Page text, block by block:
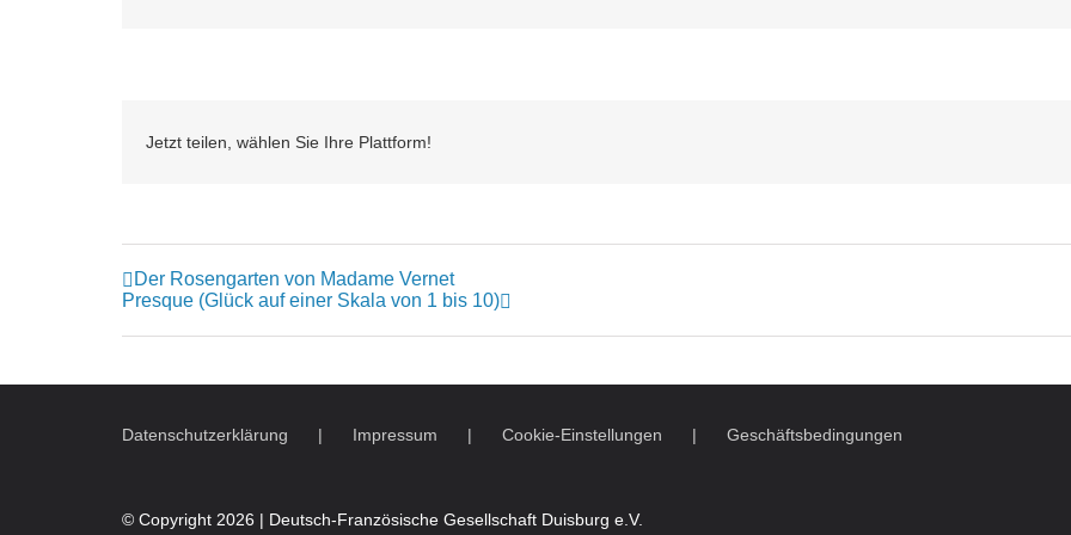
Jetzt teilen, wählen Sie Ihre Plattform!
Der Rosengarten von Madame Vernet
Presque (Glück auf einer Skala von 1 bis 10)
Datenschutzerklärung Impressum Cookie-Einstellungen Geschäftsbedingungen
© Copyright 2026 | Deutsch-Französische Gesellschaft Duisburg e.V.